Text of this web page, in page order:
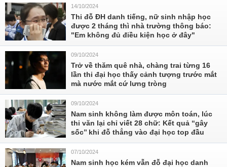
14/10/2024
Thi đỗ ĐH danh tiếng, nữ sinh nhập học
được 2 tháng thì nhà trường thông báo:
"Em không đủ điều kiện học ở đây"
09/10/2024
Trở về thăm quê nhà, chàng trai từng 16
lần thi đại học thấy cảnh tượng trước mắt
mà nước mắt cứ lưng tròng
09/10/2024
Nam sinh không làm được môn toán, lúc
thi văn lại chỉ viết 28 chữ: Kết quả ‘‘gây
sốc’’ khi đỗ thẳng vào đại học top đầu
07/10/2024
Nam sinh học kém vẫn đỗ đại học danh